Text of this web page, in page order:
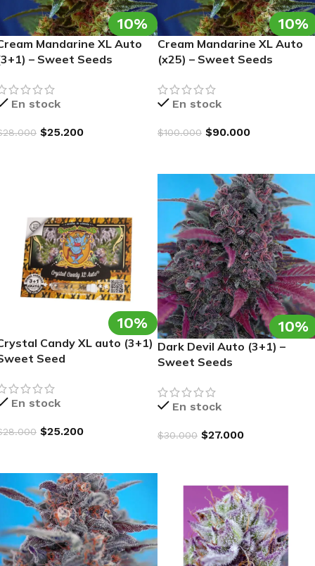
10%
Mandarine XL Auto
– Sweet Seeds
En stock
28.000 $25.200
10%
Cream Mandarine XL Auto
(x25) – Sweet Seeds
En stock
$100.000 $90.000
10%
Candy XL auto (3+1)
Seed
En stock
28.000 $25.200
10%
Dark Devil Auto (3+1) –
Sweet Seeds
En stock
$30.000 $27.000